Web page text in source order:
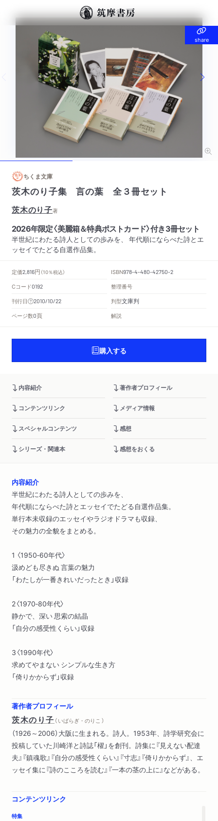
share
share
Previous slide
ちくま文庫
茨木のり子集 言の葉 全３冊セット
茨木のり子著
2026年限定〈美麗箱＆特典ポストカード〉付き3冊セット
半世紀にわたる詩人としての歩みを、 年代順にならべた詩とエ
ッセイでたどる自選作品集。
定価2,816円 （10％税込） ISBN978-4-480-42750-2
Cコード0192
整理番号
刊行日
2010/10/22 判型文庫判
ページ数0頁 解説
購入する
内容紹介 著作者プロフィール
コンテンツリンク メディア情報
スペシャルコンテンツ 感想
シリーズ・関連本 感想をおくる
内容紹介
半世紀にわたる詩人としての歩みを、
年代順にならべた詩とエッセイでたどる自選作品集。
単行本未収録のエッセイやラジオドラマも収録、
その魅力の全貌をまとめる。
1 〈1950‐60年代〉
汲めども尽きぬ 言葉の魅力
「わたしが一番きれいだったとき」収録
2〈1970‐80年代〉
静かで、深い 思索の結晶
「自分の感受性くらい」収録
3〈1990年代〉
求めてやまない シンプルな生き方
「倚りかからず」収録
著作者プロフィール
茨木のり子 （ いばらぎ・のりこ ）
（1926～2006）大阪に生まれる。詩人。1953年、詩学研究会に
投稿していた川崎洋と詩誌「櫂」を創刊。詩集に『見えない配達
夫』『鎮魂歌』『自分の感受性くらい』『寸志』『倚りかからず』、エ
ッセイ集に『詩のこころを読む』『一本の茎の上に』などがある。
コンテンツリンク
特集